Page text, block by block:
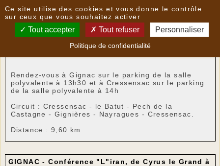
Nouvelles
GIGNAC - Randonnée du lundi 18 mai après-midi
Rendez-vous à Gignac sur le parking de la salle
polyvalente à 13h30 et à Cressensac sur le parking
de la salle polyvalente à 14h
Circuit : Cressensac - le Batut - Pech de la
Castagne - Gignières - Nayragues - Cressensac.
Distance : 9,60 km
GIGNAC - Conférence "L"iran, de Cyrus le Grand à
Ce site utilise des cookies et vous donne le contrôle
sur ceux que vous souhaitez activer
Tout accepter Tout refuser Personnaliser
Politique de confidentialité